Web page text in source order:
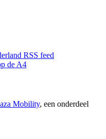
RSS feed
de A4
Mobility, een onderdeel